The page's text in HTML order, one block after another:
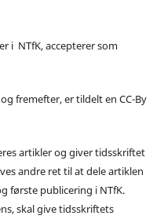
i NTfK, accepterer som
fremefter, er tildelt en CC-By
artikler og giver tidsskriftet
andre ret til at dele artiklen
første publicering i NTfK.
skal give tidsskriftets